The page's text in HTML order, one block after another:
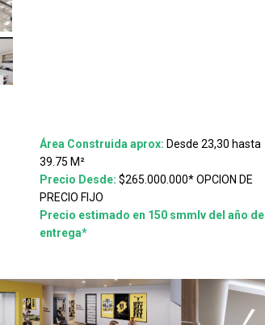
Área Construida aprox: Desde 23,30 hasta
39.75 M²
Precio Desde: $265.000.000* OPCION DE
PRECIO FIJO
Precio estimado en 150 smmlv del año de
entrega*